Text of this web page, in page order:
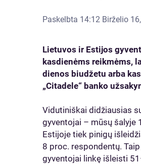
Paskelbta 14:12 Birželio
Lietuvos ir Estijos
kasdienėms reikmėms,
dienos biudžetu arba
„Citadele“ banko
Vidutiniškai didžiausias
gyventojai – mūsų šalyje
Estijoje tiek pinigų
8 proc. respondentų.
gyventojai linkę išleisti